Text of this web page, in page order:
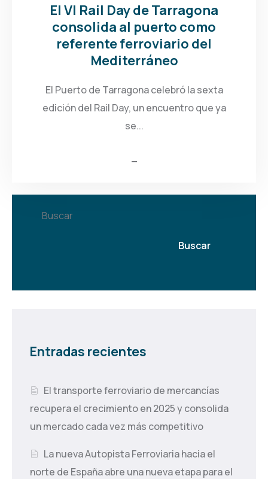
El VI Rail Day de Tarragona
consolida al puerto como
referente ferroviario del
Mediterráneo
El Puerto de Tarragona celebró la sexta
edición del Rail Day, un encuentro que ya
se...
Buscar
Buscar
Entradas recientes
El transporte ferroviario de mercancías
recupera el crecimiento en 2025 y consolida
un mercado cada vez más competitivo
La nueva Autopista Ferroviaria hacia el
norte de España abre una nueva etapa para el